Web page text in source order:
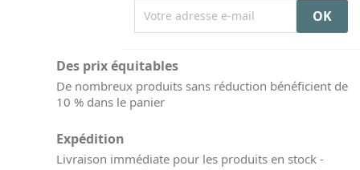
Des prix équitables
De nombreux produits sans réduction bénéficient de
10 % dans le panier
Expédition
Livraison immédiate pour les produits en stock -